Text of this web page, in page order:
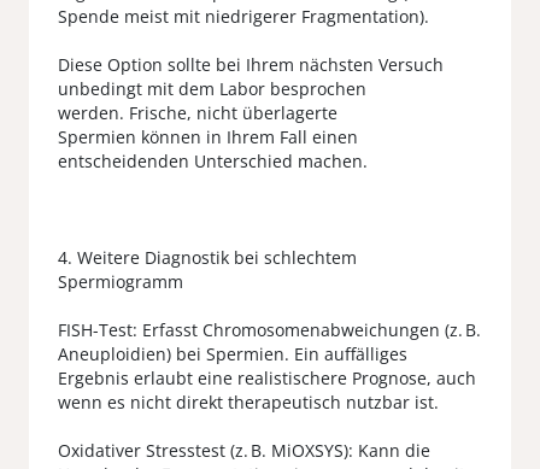
Spende meist mit niedrigerer Fragmentation).
Diese Option sollte bei Ihrem nächsten Versuch
unbedingt mit dem Labor besprochen
werden. Frische, nicht überlagerte
Spermien können in Ihrem Fall einen
entscheidenden Unterschied machen.
4. Weitere Diagnostik bei schlechtem
Spermiogramm
FISH-Test: Erfasst Chromosomenabweichungen (z. B.
Aneuploidien) bei Spermien. Ein auffälliges
Ergebnis erlaubt eine realistischere Prognose, auch
wenn es nicht direkt therapeutisch nutzbar ist.
Oxidativer Stresstest (z. B. MiOXSYS): Kann die